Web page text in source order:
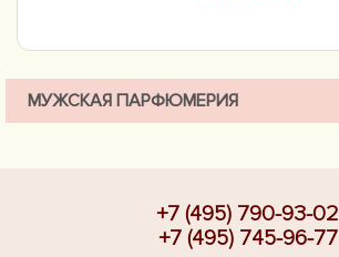
МУЖСКАЯ ПАРФЮМЕРИЯ
+7 (495) 790-93-02
+7 (495) 745-96-77